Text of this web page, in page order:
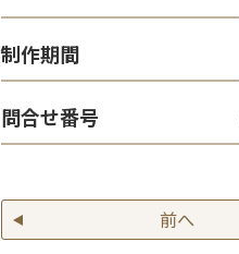
制作期間
問合せ番号
前へ